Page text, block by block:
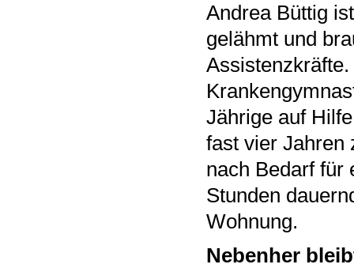
Andrea Büttig
gelähmt und
Jährige auf
fast vier Jahren
nach Bedarf für
Stunden
Wohnung.
Nebenher